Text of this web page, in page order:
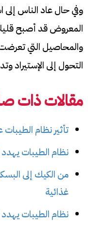
وفي حال عاد الناس
المعروض قد أصبح
والمحاصيل التي
التحول إلى الإستيراد
مقالات ذات
تأثير نظام
نظام الطيبات يهدد 3.5 مليون وظيفة في مصر
من الكيك إلى
غذائية
نظام الطيبات